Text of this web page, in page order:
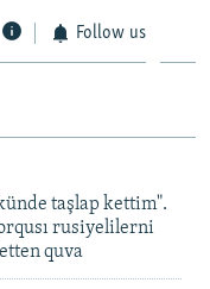
Follow us
taşlap kettim".
rusiyelilerni
quva